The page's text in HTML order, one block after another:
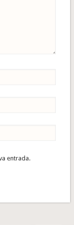
entrada.